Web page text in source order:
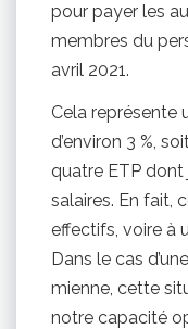
pour payer les
membres du
avril 2021.
Cela représente
d’environ 3 %,
quatre ETP dont
salaires. En fait,
effectifs, voire à
Dans le cas
mienne, cette
notre capacité